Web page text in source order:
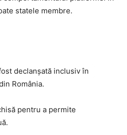
statele membre.
declanșată inclusiv în
România.
pentru a permite